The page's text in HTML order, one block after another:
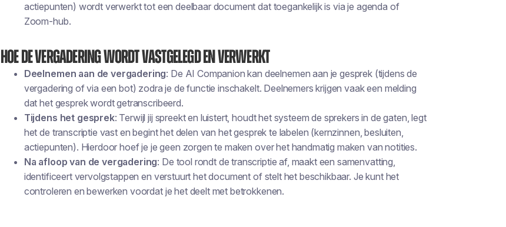
actiepunten) wordt verwerkt tot een deelbaar document dat toegankelijk is via je agenda of
Zoom-hub.
Hoe de vergadering wordt vastgelegd en verwerkt
Deelnemen aan de vergadering: De AI Companion kan deelnemen aan je gesprek (tijdens de
vergadering of via een bot) zodra je de functie inschakelt. Deelnemers krijgen vaak een melding
dat het gesprek wordt getranscribeerd.
Tijdens het gesprek: Terwijl jij spreekt en luistert, houdt het systeem de sprekers in de gaten, legt
het de transcriptie vast en begint het delen van het gesprek te labelen (kernzinnen, besluiten,
actiepunten). Hierdoor hoef je je geen zorgen te maken over het handmatig maken van notities.
Na afloop van de vergadering: De tool rondt de transcriptie af, maakt een samenvatting,
identificeert vervolgstappen en verstuurt het document of stelt het beschikbaar. Je kunt het
controleren en bewerken voordat je het deelt met betrokkenen.